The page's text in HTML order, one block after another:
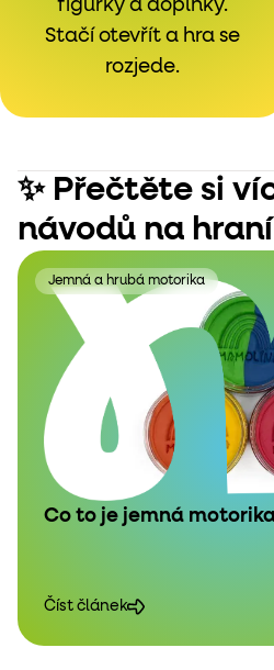
figurky a doplňky.
Stačí otevřít a hra se
rozjede.
✨ Přečtěte si
návodů na hraní
Jemná a hrubá motorika
Co to je jemná
Číst článek